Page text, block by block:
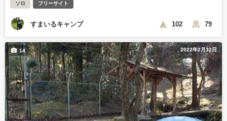
ソロ フリーサイト
すまいるキャンプ 102 79
2022年2月12日
14